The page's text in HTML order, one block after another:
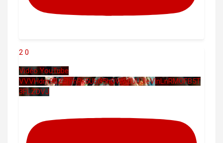
2 0
Vidéo YouTube
VVVHdm9BZ2hmRk5UbG5hOWw0UUJleVlnLnRMOFB5T
3FLZDVJ